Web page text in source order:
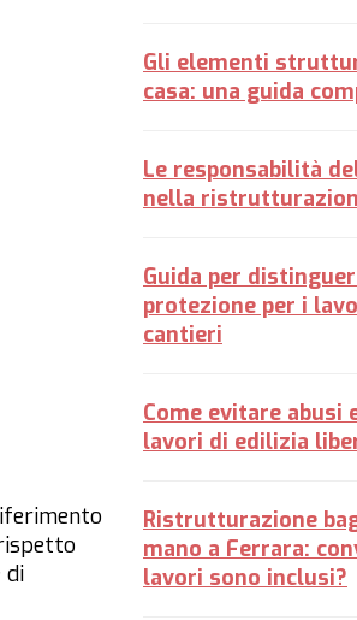
di
Gli elementi
casa: una guida
Le responsabilità
nella
Guida per
protezione per i
cantieri
Come evitare abusi
lavori di edilizia
Ristrutturazione
mano a Ferrara:
lavori sono inclusi?